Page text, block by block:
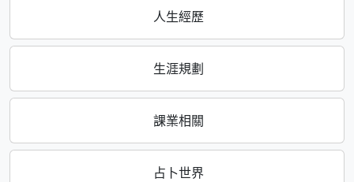
人生經歷
生涯規劃
課業相關
占卜世界